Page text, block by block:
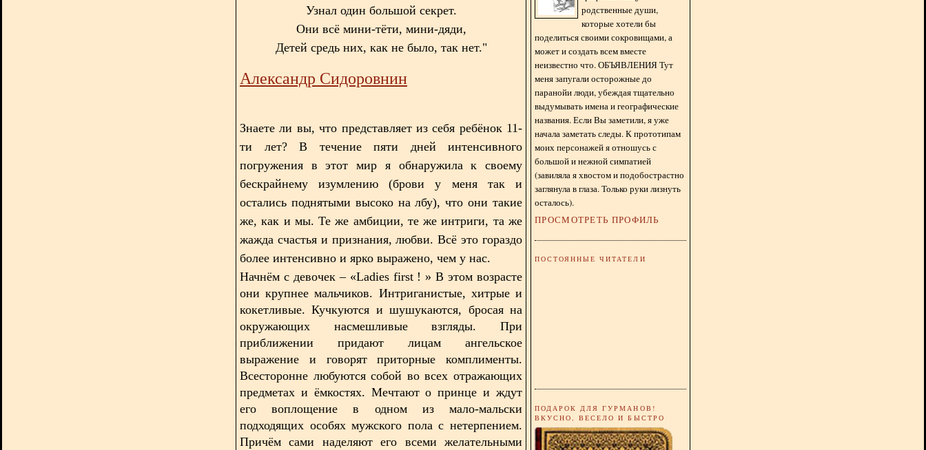
Узнал один большой секрет.
Они всё мини-тёти, мини-дяди,
Детей средь них, как не было, так нет."
Александр Сидоровнин
Знаете ли вы, что представляет из себя ребёнок 11-
ти лет? В течение пяти дней интенсивного
погружения в этот мир я обнаружила к своему
бескрайнему изумлению (брови у меня так и
остались поднятыми высоко на лбу), что они такие
же, как и мы. Те же амбиции, те же интриги, та же
жажда счастья и признания, любви. Всё это гораздо
более интенсивно и ярко выражено, чем у нас.
Начнём с девочек – «Ladies first ! » В этом возрасте
они крупнее мальчиков. Интриганистые, хитрые и
кокетливые. Кучкуются и шушукаются, бросая на
окружающих насмешливые взгляды. При
приближении придают лицам ангельское
выражение и говорят приторные комплименты.
Всесторонне любуются собой во всех отражающих
предметах и ёмкостях. Мечтают о принце и ждут
его воплощение в одном из мало-мальски
подходящих особях мужского пола с нетерпением.
Причём сами наделяют его всеми желательными
родственные души,
которые хотели бы
поделиться своими сокровищами, а
может и создать всем вместе
неизвестно что. ОБЪЯВЛЕНИЯ Тут
меня запугали осторожные до
паранойи люди, убеждая тщательно
выдумывать имена и географические
названия. Если Вы заметили, я уже
начала заметать следы. К прототипам
моих персонажей я отношусь с
большой и нежной симпатией
(завиляла я хвостом и подобострастно
заглянула в глаза. Только руки лизнуть
осталось).
ПРОСМОТРЕТЬ ПРОФИЛЬ
ПОСТОЯННЫЕ ЧИТАТЕЛИ
ПОДАРОК ДЛЯ ГУРМАНОВ!
ВКУСНО, ВЕСЕЛО И БЫСТРО